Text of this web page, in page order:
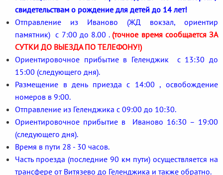
свидетельствам о рождение для детей до 14 лет!
Отправление из Иваново (ЖД вокзал, ориентир
памятник) с 7:00 до 8.00 . (точное время сообщается ЗА
СУТКИ ДО ВЫЕЗДА ПО ТЕЛЕФОНУ!)
Ориентировочное прибытие в Геленджик с 13:30 до
15:00 (следующего дня).
Размещение в день приезда с 14:00 , освобождение
номеров в 9:00.
Отправление из Геленджика с 09:00 до 10:30.
Ориентировочное прибытие в Иваново 16:30 – 19:00
(следующего дня).
Время в пути 28 - 30 часов.
Часть проезда (последние 90 км пути) осуществляется на
трансфере от Витязево до Геленджика и также обратно.